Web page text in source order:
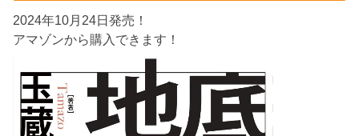
2024年10月24日発売！
アマゾンから購入できます！